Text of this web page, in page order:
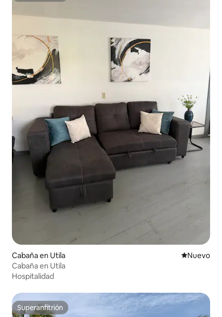
Cabaña en Utila Nuevo
Nuevo
Cabaña en Utila
Hospitalidad
Superanfitrión
Superanfitrión